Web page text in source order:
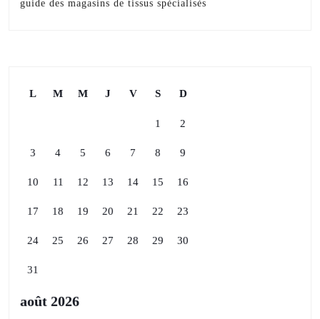
guide des magasins de tissus spécialisés
août 2026
L M M J V S D
1 2
3 4 5 6 7 8 9
10 11 12 13 14 15 16
17 18 19 20 21 22 23
24 25 26 27 28 29 30
31